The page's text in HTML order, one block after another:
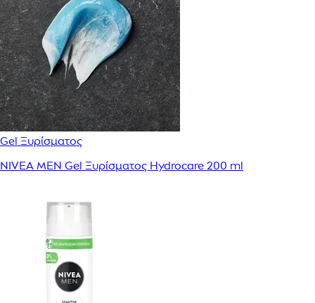
Gel Ξυρίσματος
NIVEA MEN Gel Ξυρίσματος Hydrocare 200 ml